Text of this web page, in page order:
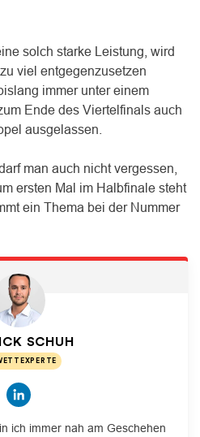
solch starke Leistung, wird
viel entgegenzusetzen
immer unter einem
Ende des Viertelfinals auch
ausgelassen.
man auch nicht vergessen,
ersten Mal im Halbfinale steht
ein Thema bei der Nummer
SCHUH
ich immer nah am Geschehen